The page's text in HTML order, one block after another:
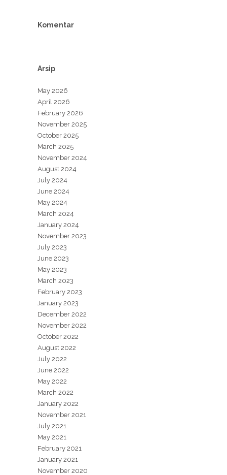
Komentar
Arsip
May 2026
April 2026
February 2026
November 2025
October 2025
March 2025
November 2024
August 2024
July 2024
June 2024
May 2024
March 2024
January 2024
November 2023
July 2023
June 2023
May 2023
March 2023
February 2023
January 2023
December 2022
November 2022
October 2022
August 2022
July 2022
June 2022
May 2022
March 2022
January 2022
November 2021
July 2021
May 2021
February 2021
January 2021
November 2020